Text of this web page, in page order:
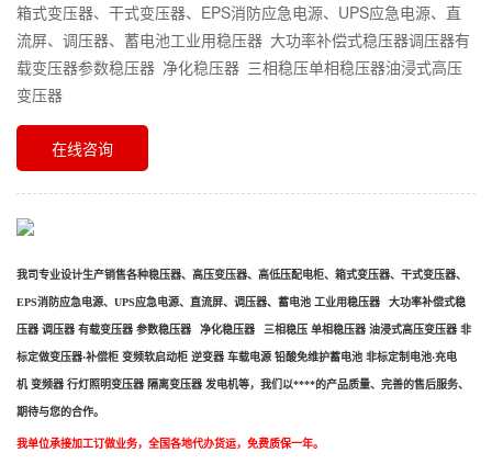
箱式变压器、干式变压器、EPS消防应急电源、UPS应急电源、直
流屏、调压器、蓄电池工业用稳压器 大功率补偿式稳压器调压器有
载变压器参数稳压器 净化稳压器 三相稳压单相稳压器油浸式高压
变压器
在线咨询
我司专业设计生产销售各种稳压器、高压变压器、高低压配电柜、箱式变压器、干式变压器、
EPS消防应急电源、UPS应急电源、直流屏、调压器、蓄电池 工业用稳压器 大功率补偿式稳
压器 调压器 有载变压器 参数稳压器 净化稳压器 三相稳压 单相稳压器 油浸式高压变压器 非
标定做变压器·补偿柜 变频软启动柜 逆变器 车载电源 铅酸免维护蓄电池 非标定制电池·充电
机 变频器 行灯照明变压器 隔离变压器 发电机等，我们以****的产品质量、完善的售后服务、
期待与您的合作。
我单位承接加工订做业务，全国各地代办货运，免费质保一年。